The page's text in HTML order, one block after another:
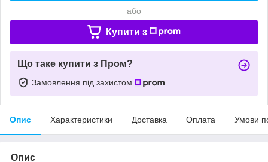
або
Купити з
Що таке купити з Пром?
Замовлення під захистом
Опис Характеристики Доставка Оплата Умови
Опис